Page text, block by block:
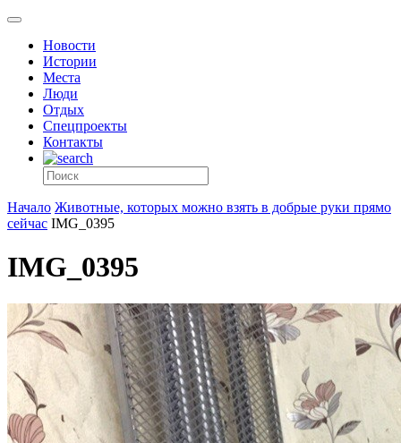
Новости
Истории
Места
Люди
Отдых
Спецпроекты
Контакты
Начало Животные, которых можно взять в добрые руки прямо
сейчас IMG_0395
IMG_0395